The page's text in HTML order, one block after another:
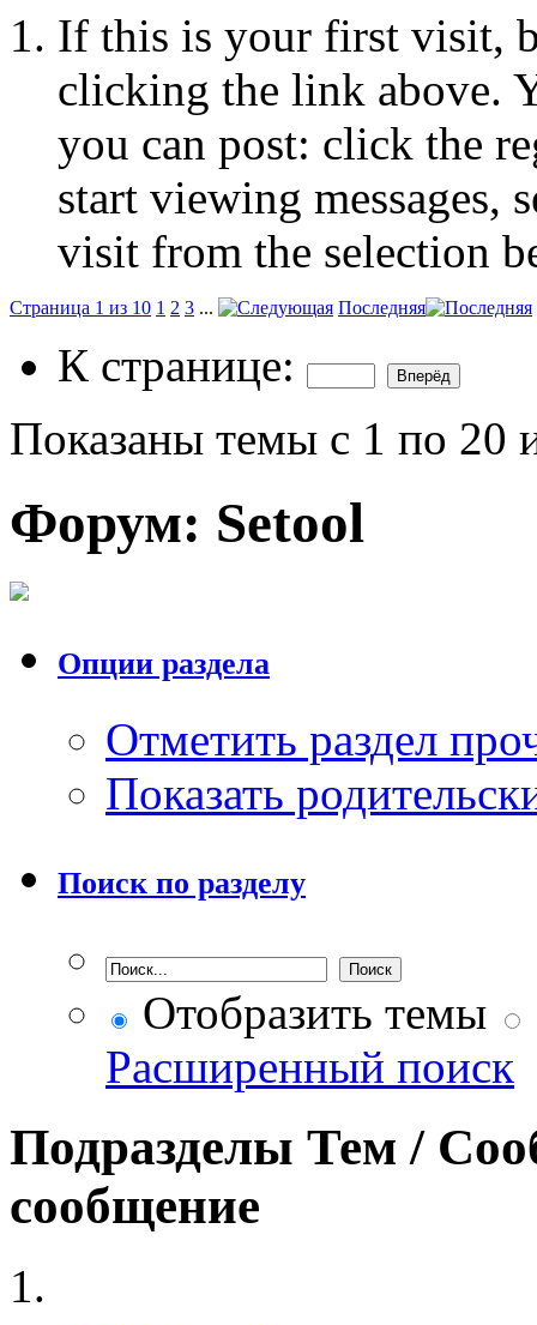
If this is your first visit,
clicking the link above.
you can post: click the
start viewing messages,
visit from the selection
Страница 1 из 10 1 2 3 ... Последняя
К странице:
Показаны темы с 1 по 20
Форум: Setool
Опции раздела
Отметить раздел
Показать
Поиск по разделу
Отобразить темы
Расширенный поиск
Подразделы Тем /
сообщение